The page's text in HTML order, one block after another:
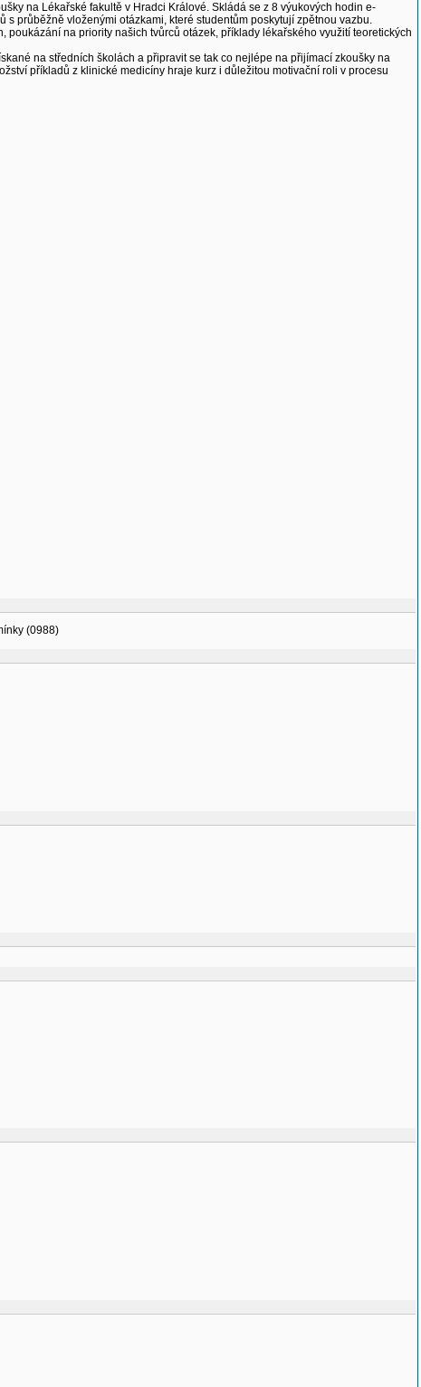
na Lékařské fakultě v Hradci Králové. Skládá se z 8 výukových hodin e-
průběžně vloženými otázkami, které studentům poskytují zpětnou vazbu.
na priority našich tvůrců otázek, příklady lékařského využití teoretických
na středních školách a připravit se tak co nejlépe na přijímací zkoušky na
příkladů z klinické medicíny hraje kurz i důležitou motivační roli v procesu
(0988)